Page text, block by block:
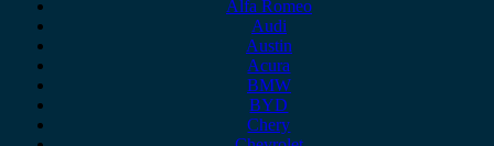
Alfa Romeo
Audi
Austin
Acura
BMW
BYD
Chery